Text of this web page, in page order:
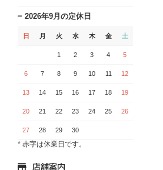
2026年9月の定休日
日 月 火 水 木 金 土
1 2 3 4 5
6 7 8 9 10 11 12
13 14 15 16 17 18 19
20 21 22 23 24 25 26
27 28 29 30
* 赤字は休業日です。